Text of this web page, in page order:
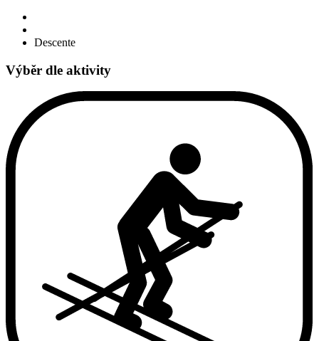
Descente
Výběr dle aktivity